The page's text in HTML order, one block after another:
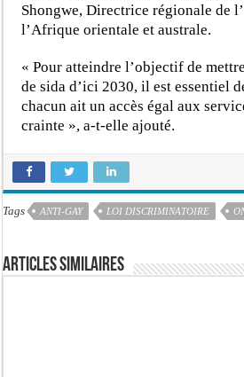
Shongwe, Directrice régionale de
l’Afrique orientale et australe.
« Pour atteindre l’objectif de
de sida d’ici 2030, il est essentiel
chacun ait un accès égal aux
crainte », a-t-elle ajouté.
Tags ANTI-GAY LOI DISCRIMINATOIRE
Articles similaires